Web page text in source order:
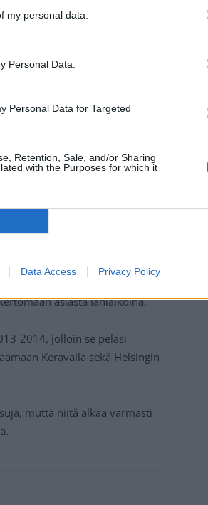
my personal data.
Personal Data.
Personal Data for Targeted
Retention, Sale, and/or Sharing
with the Purposes for which it
Data Access Privacy Policy
jo aikaisemmin, mutta
erinäisiä lisenssiehtoja,
asiasta lähiaikoina.
2014, jolloin se pelasi
Keravalla sekä Helsingin
mutta niitä alkaa varmasti